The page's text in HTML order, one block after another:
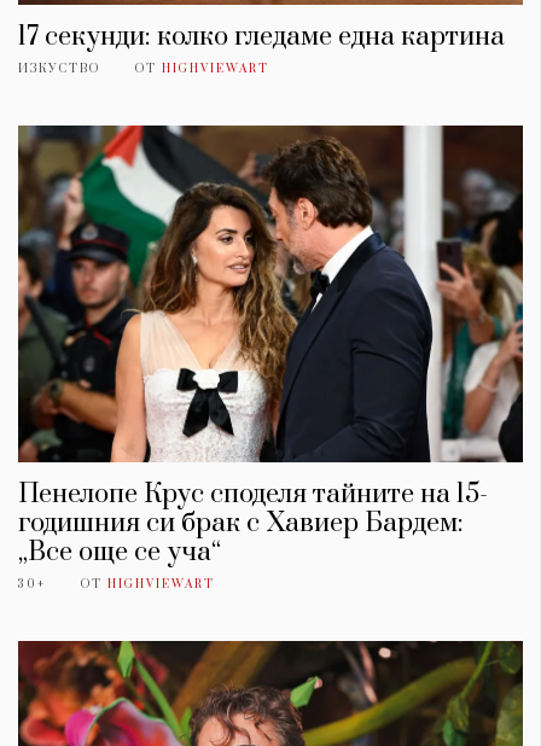
17 секунди: колко гледаме една картина
ИЗКУСТВО ОТ HIGHVIEWART
Пенелопе Крус споделя тайните на 15-
годишния си брак с Хавиер Бардем:
„Все още се уча“
30+ ОТ HIGHVIEWART